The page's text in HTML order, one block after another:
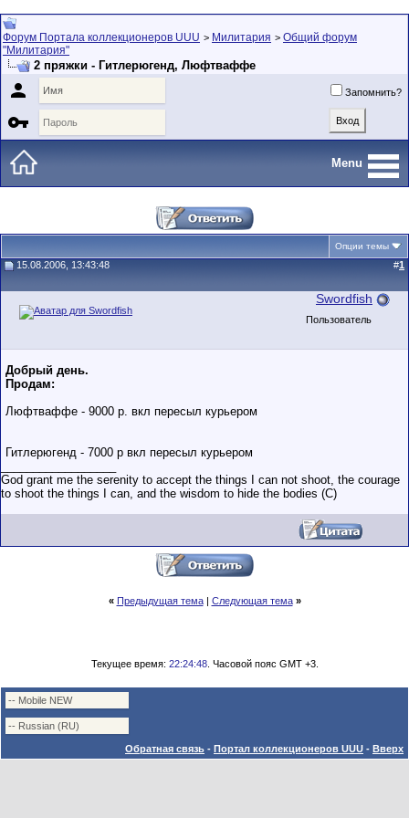
Форум Портала коллекционеров UUU > Милитария > Общий форум
"Милитария"
2 пряжки - Гитлерюгенд, Люфтваффе
 Запомнить?

Menu
Опции темы
15.08.2006, 13:43:48 #1
Swordfish
Пользователь
Добрый день.
Продам:
Люфтваффе - 9000 р. вкл пересыл курьером
Гитлерюгенд - 7000 р вкл пересыл курьером
God grant me the serenity to accept the things I can not shoot, the courage
to shoot the things I can, and the wisdom to hide the bodies (С)
« Предыдущая тема| Следующая тема »
Текущее время: 22:24:48. Часовой пояс GMT +3.
Обратная связь - Портал коллекционеров UUU - Вверх